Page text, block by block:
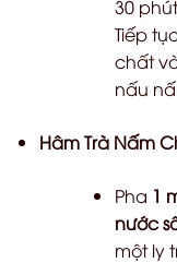
30
Tiếp
chất
nấu
Hâm Trà Nấm
Pha 1
nước
một ly